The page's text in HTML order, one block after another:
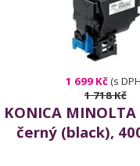
1 699 Kč(s
1 718 Kč
KONICA
černý (black),